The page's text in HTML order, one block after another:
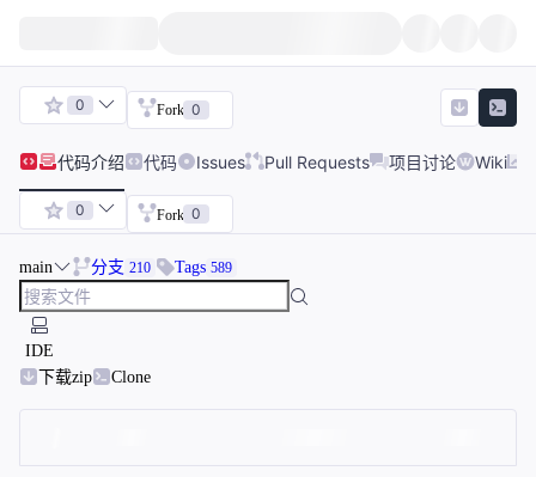
0 Fork 0
代码介绍 代码 Issues Pull Requests 项目讨论 Wiki
0 Fork 0
main 分支 210 Tags 589
IDE
下载zip
Clone